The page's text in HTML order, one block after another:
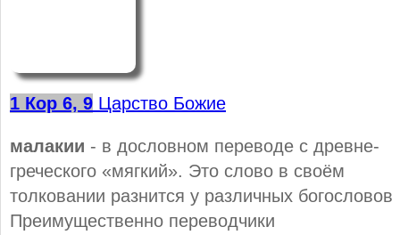
1 Кор 6, 9 Царство Божие
малакии - в дословном переводе с древне-
греческого «мягкий». Это слово в своём
толковании разнится у различных богословов
Преимущественно переводчики